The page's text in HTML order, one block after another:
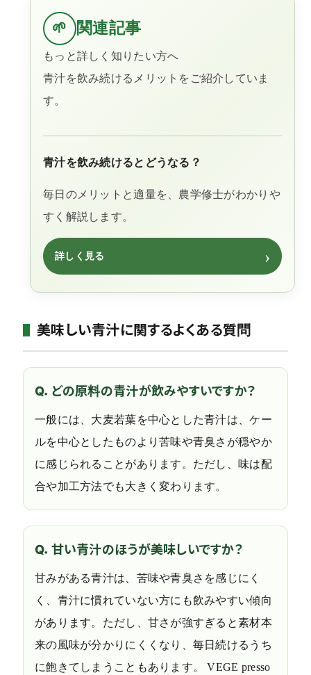
🌱 関連記事
もっと詳しく知りたい方へ
青汁を飲み続けるメリットをご紹介していま
す。
青汁を飲み続けるとどうなる？
毎日のメリットと適量を、農学修士がわかりや
すく解説します。
詳しく見る ›
美味しい青汁に関するよくある質問
Q．どの原料の青汁が飲みやすいですか？
一般には、大麦若葉を中心とした青汁は、ケー
ルを中心としたものより苦味や青臭さが穏やか
に感じられることがあります。ただし、味は配
合や加工方法でも大きく変わります。
Q．甘い青汁のほうが美味しいですか？
甘みがある青汁は、苦味や青臭さを感じにく
く、青汁に慣れていない方にも飲みやすい傾向
があります。ただし、甘さが強すぎると素材本
来の風味が分かりにくくなり、毎日続けるうち
に飽きてしまうこともあります。 VEGE presso